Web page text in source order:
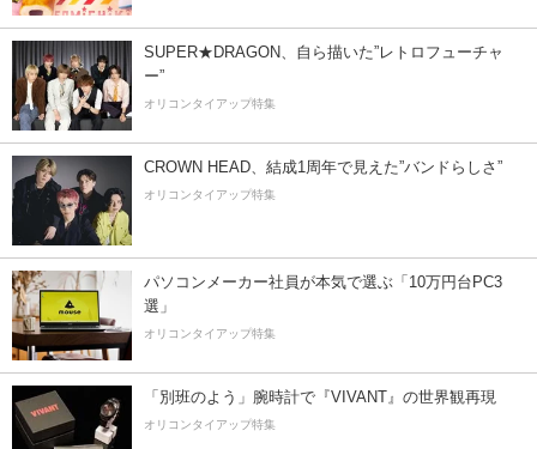
SUPER★DRAGON、自ら描いた”レトロフューチャ
ー”
オリコンタイアップ特集
CROWN HEAD、結成1周年で見えた”バンドらしさ”
オリコンタイアップ特集
パソコンメーカー社員が本気で選ぶ「10万円台PC3
選」
オリコンタイアップ特集
「別班のよう」腕時計で『VIVANT』の世界観再現
オリコンタイアップ特集